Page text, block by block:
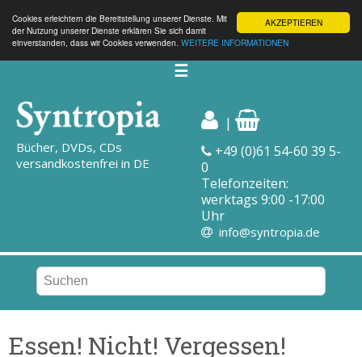
AKZEPTIEREN
Cookies erleichtern die Bereitstellung unserer Dienste. Mit
der Nutzung unserer Dienste erklären Sie sich damit
einverstanden, dass wir Cookies verwenden. WEITERE INFORMATIONEN
☰
Bücher, DVDs, CDs
versandkostenfrei in DE
|
+49 (0)61 54-60 39 5-
0
Telefonzeiten:
werktags 9:00 -17:00
Uhr
info@syntropia.de
Essen! Nicht! Vergessen!